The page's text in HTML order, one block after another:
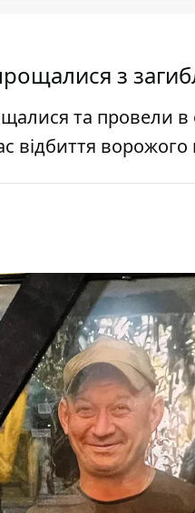
з
та провели
відбиття